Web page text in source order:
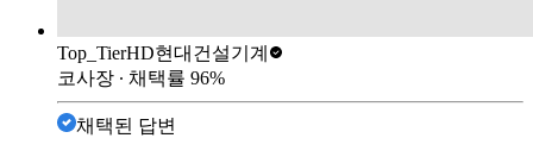
Top_TierHD현대건설기계
코사장 ∙ 채택률 96%
채택된 답변